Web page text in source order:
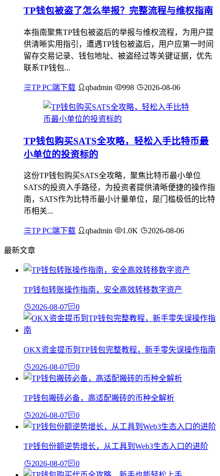
TP钱包被盗了怎么举报？完整流程与维权指南
本指南聚焦TP钱包被盗后的举报与维权流程，为用户提
供清晰实用指引，遭遇TP钱包被盗后，用户应第一时间
留存交易记录、钱包地址、被盗经过等关键证据，优先
联系TP钱包...
TP PC端下载 qbadmin 998 2026-08-06
TP钱包购买SATS全攻略，轻松入手比特币最
小单位的投资标的
这份TP钱包购买SATS全攻略，聚焦比特币最小单位
SATS的投资入手路径，为投资者提供清晰便捷的操作指
南，SATS作为比特币最小计量单位，是门槛极低的比特
币相关...
TP PC端下载 qbadmin 1.0K 2026-08-06
最新文章
TP钱包转账操作指南，安全高效转移数字资产
2026-08-07 0
OKX资金提币到TP钱包完整教程，新手零失误操作指南
2026-08-07 0
TP钱包搬砖必备，高适配搬砖的币种全解析
2026-08-07 0
TP钱包份额逆势增长，从工具到Web3生态入口的进阶
2026-08-07 0